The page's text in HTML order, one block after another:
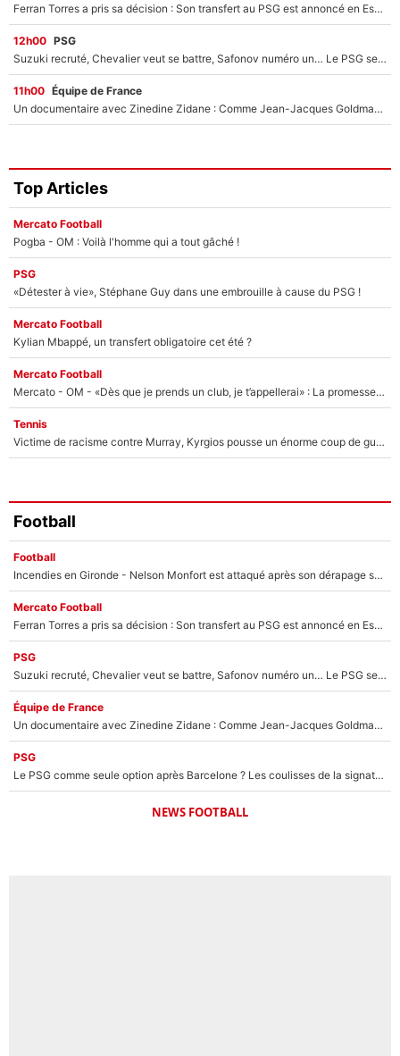
Ferran Torres a pris sa décision : Son transfert au PSG est annoncé en Espagne !
12h00 PSG
Suzuki recruté, Chevalier veut se battre, Safonov numéro un… Le PSG se lance encore dans un gros chantier pour le poste de gardien de but
11h00 Équipe de France
Un documentaire avec Zinedine Zidane : Comme Jean-Jacques Goldman et Mylène Farmer, le nouveau sélectionneur de l'équipe de France a recalé une journaliste très connue
Top Articles
Mercato Football
Pogba - OM : Voilà l'homme qui a tout gâché !
PSG
«Détester à vie», Stéphane Guy dans une embrouille à cause du PSG !
Mercato Football
Kylian Mbappé, un transfert obligatoire cet été ?
Mercato Football
Mercato - OM - «Dès que je prends un club, je t’appellerai» : La promesse de Marcelino au moment de claquer la porte
Tennis
Victime de racisme contre Murray, Kyrgios pousse un énorme coup de gueule !
Football
Football
Incendies en Gironde - Nelson Monfort est attaqué après son dérapage sur CNews : «Et lui, il prend combien pour parler dans un studio climatisé?»
Mercato Football
Ferran Torres a pris sa décision : Son transfert au PSG est annoncé en Espagne !
PSG
Suzuki recruté, Chevalier veut se battre, Safonov numéro un… Le PSG se lance encore dans un gros chantier pour le poste de gardien de but
Équipe de France
Un documentaire avec Zinedine Zidane : Comme Jean-Jacques Goldman et Mylène Farmer, le nouveau sélectionneur de l'équipe de France a recalé une journaliste très connue
PSG
Le PSG comme seule option après Barcelone ? Les coulisses de la signature historique de Lionel Messi sont révélées au grand jour !
NEWS FOOTBALL